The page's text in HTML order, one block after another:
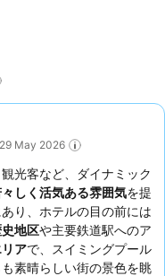
には、アニメーションプロ
ム、朝食ルーム、カフェや
ンタルブレックファスト
昼食やご夕食には様々なア
イエットミール、グルテン
ーガニック食品、ハラル
およびノンアルコールの多
含まれています。 クレジ
パートメントホテルでご使
ス、Visaおよび
May 2026
光客など、ダイナミック
しく活気ある雰囲気を提
り、ホテルの目の前には
史地区や主要鉄道駅へのア
アで、スイミングプール
素晴らしい街の景色を眺